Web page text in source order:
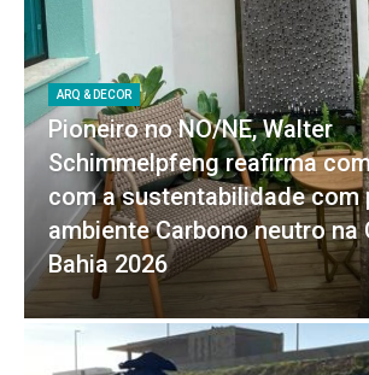
ARQ & DECOR
Pioneiro no NO/NE, Walter
Schimmelpfeng reafirma
com a sustentabilidade com
ambiente Carbono neutro na
Bahia 2026